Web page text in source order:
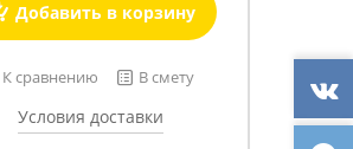
Добавить в корзину
К сравнению В смету
Условия доставки